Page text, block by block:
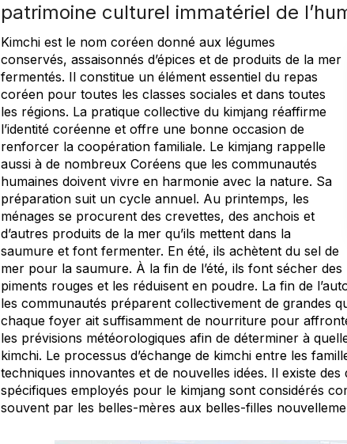
patrimoine culturel immatériel de
Kimchi est le nom coréen donné aux légumes
conservés, assaisonnés d’épices et de produits de la mer
fermentés. Il constitue un élément essentiel du repas
coréen pour toutes les classes sociales et dans toutes
les régions. La pratique collective du kimjang réaffirme
l’identité coréenne et offre une bonne occasion de
renforcer la coopération familiale. Le kimjang rappelle
aussi à de nombreux Coréens que les communautés
humaines doivent vivre en harmonie avec la nature. Sa
préparation suit un cycle annuel. Au printemps, les
ménages se procurent des crevettes, des anchois et
d’autres produits de la mer qu’ils mettent dans la
saumure et font fermenter. En été, ils achètent du sel de
mer pour la saumure. À la fin de l’été, ils font sécher des
piments rouges et les réduisent en poudre. La fin de
les communautés préparent collectivement de grandes
chaque foyer ait suffisamment de nourriture pour
les prévisions météorologiques afin de déterminer à
kimchi. Le processus d’échange de kimchi entre les
techniques innovantes et de nouvelles idées. Il existe
spécifiques employés pour le kimjang sont considérés
souvent par les belles-mères aux belles-filles